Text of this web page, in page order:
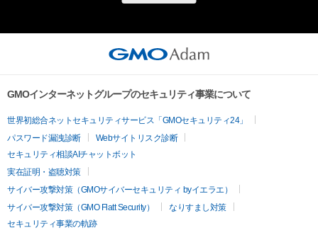
GMOインターネットグループのセキュリティ事業について
世界初総合ネットセキュリティサービス「GMOセキュリティ24」
パスワード漏洩診断
Webサイトリスク診断
セキュリティ相談AIチャットボット
実在証明・盗聴対策
サイバー攻撃対策（GMOサイバーセキュリティ byイエラエ）
サイバー攻撃対策（GMO Flatt Security）
なりすまし対策
セキュリティ事業の軌跡